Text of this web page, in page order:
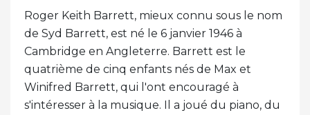
Roger Keith Barrett, mieux connu sous le nom
de Syd Barrett, est né le 6 janvier 1946 à
Cambridge en Angleterre. Barrett est le
quatrième de cinq enfants nés de Max et
Winifred Barrett, qui l'ont encouragé à
s'intéresser à la musique. Il a joué du piano, du